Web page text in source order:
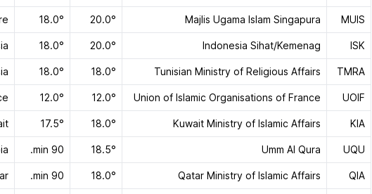
MUIS
Majlis Ugama Islam Singapura
20.0°
18.0°
ISK
Indonesia Sihat/Kemenag
20.0°
18.0°
TMRA
Tunisian Ministry of Religious Affairs
18.0°
18.0°
UOIF
Union of Islamic Organisations of France
12.0°
12.0°
KIA
Kuwait Ministry of Islamic Affairs
18.0°
17.5°
UQU
Umm Al Qura
18.5°
90 min.
QIA
Qatar Ministry of Islamic Affairs
18.0°
90 min.